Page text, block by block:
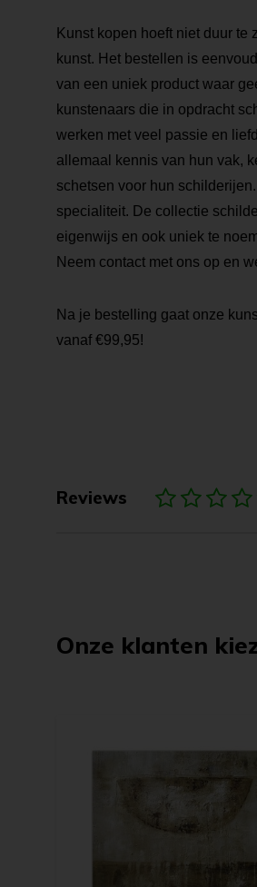
Kunst kopen hoeft niet duur
kunst. Het bestellen is
van een uniek product waar
kunstenaars die in opdracht
werken met veel passie en
allemaal kennis van hun vak,
schetsen voor hun
specialiteit. De collectie
eigenwijs en ook uniek te
Neem contact met ons op en
Na je bestelling gaat onze
vanaf €99,95!
Reviews
Onze klanten